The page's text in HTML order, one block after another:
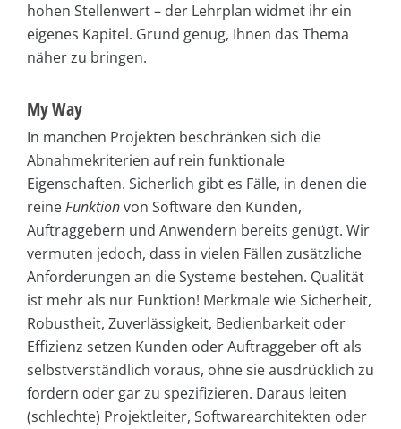
hohen Stellenwert – der Lehrplan widmet ihr ein
eigenes Kapitel. Grund genug, Ihnen das Thema
näher zu bringen.
My Way
In manchen Projekten beschränken sich die
Abnahmekriterien auf rein funktionale
Eigenschaften. Sicherlich gibt es Fälle, in denen die
reineFunktionvon Software den Kunden,
Auftraggebern und Anwendern bereits genügt. Wir
vermuten jedoch, dass in vielen Fällen zusätzliche
Anforderungen an die Systeme bestehen. Qualität
ist mehr als nur Funktion! Merkmale wie Sicherheit,
Robustheit, Zuverlässigkeit, Bedienbarkeit oder
Effizienz setzen Kunden oder Auftraggeber oft als
selbstverständlich voraus, ohne sie ausdrücklich zu
fordern oder gar zu spezifizieren. Daraus leiten
(schlechte) Projektleiter, Softwarearchitekten oder